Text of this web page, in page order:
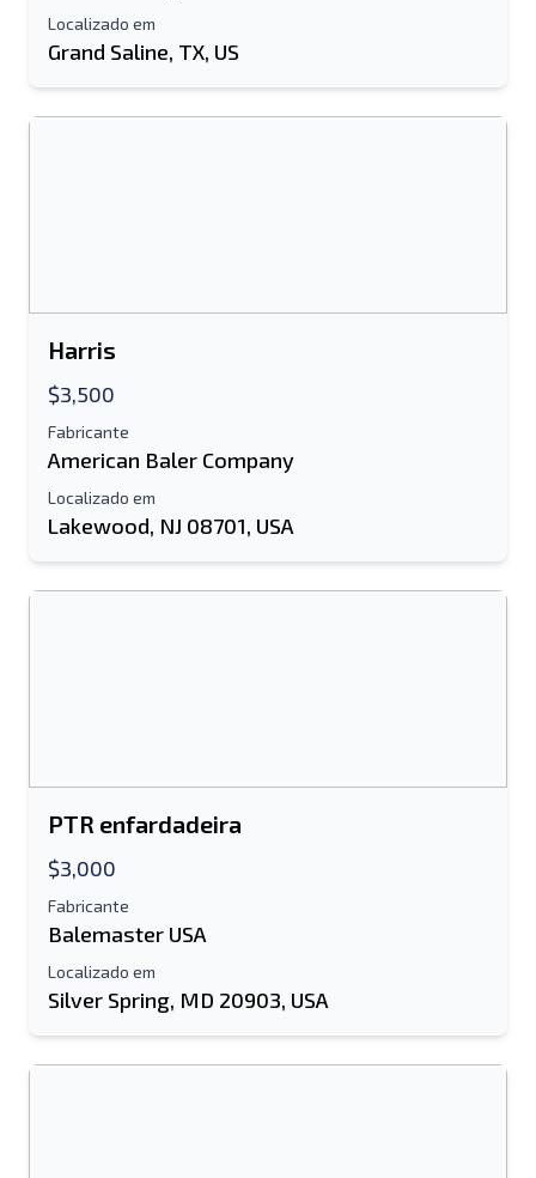
Móvel
Localizado em
Grand Saline, TX, US
Harris
$3,500
Fabricante
American Baler Company
Localizado em
Lakewood, NJ 08701, USA
PTR enfardadeira
$3,000
Fabricante
Balemaster USA
Localizado em
Silver Spring, MD 20903, USA
Enviar